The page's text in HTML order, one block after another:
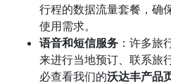
行程的数据流量套餐，确
使用需求。
语音和短信服务 ：许多旅
来进行当地预订、联系旅
必查看我们的沃达丰产品